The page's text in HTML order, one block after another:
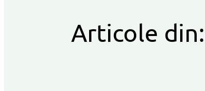
Articole din: